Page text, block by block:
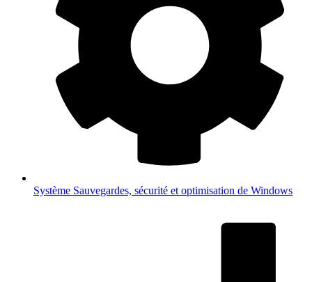
Système Sauvegardes, sécurité et optimisation de Windows